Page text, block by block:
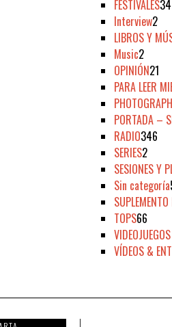
FESTIVALES34
Interview2
LIBROS Y
Music2
OPINIÓN21
PARA LEER
PORTADA –
RADIO346
SERIES2
SESIONES Y
Sin categoría
SUPLEMENTO
TOPS66
VÍDEOS &